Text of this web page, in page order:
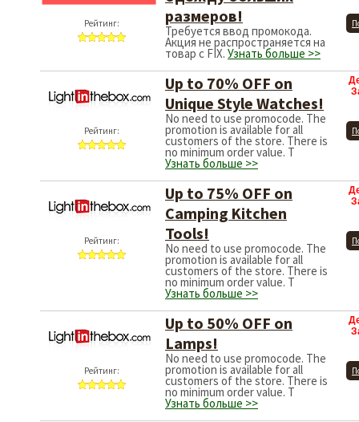
Рейтинг:
размеров!
Требуется ввод промокода.
Акция не распространяется на
товар с FIX. Узнать больше >>
Рейтинг:
Up to 70% OFF on
Unique Style Watches!
No need to use promocode. The
promotion is available for all
customers of the store. There is
no minimum order value. T
Узнать больше >>
Рейтинг:
Up to 75% OFF on
Camping Kitchen
Tools!
No need to use promocode. The
promotion is available for all
customers of the store. There is
no minimum order value. T
Узнать больше >>
Рейтинг:
Up to 50% OFF on
Lamps!
No need to use promocode. The
promotion is available for all
customers of the store. There is
no minimum order value. T
Узнать больше >>